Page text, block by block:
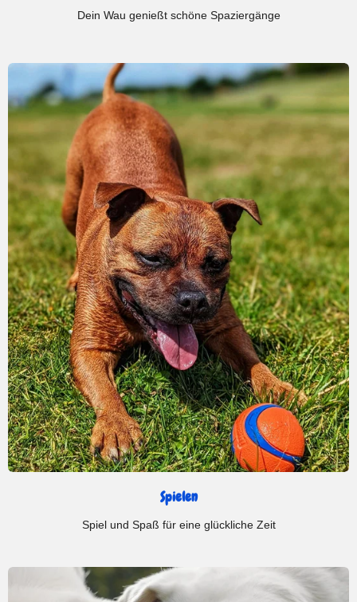
Dein Wau genießt schöne Spaziergänge
Spielen
Spiel und Spaß für eine glückliche Zeit